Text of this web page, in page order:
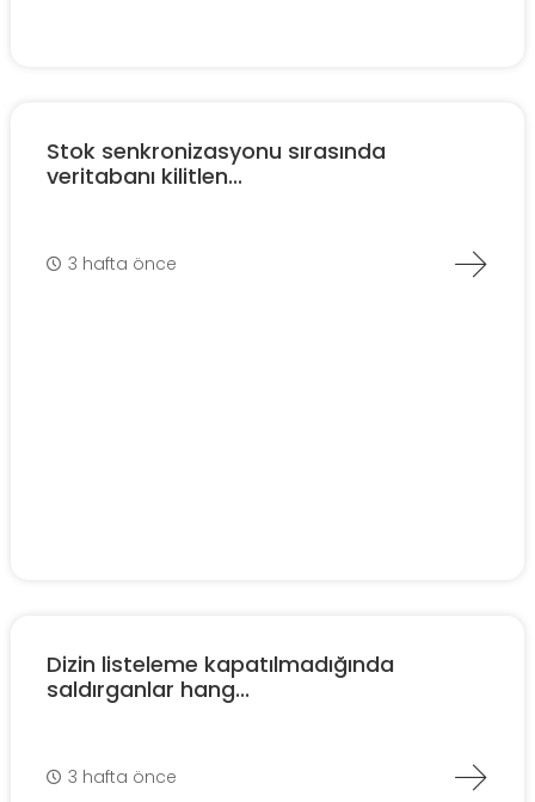
Stok senkronizasyonu sırasında
veritabanı kilitlen...
3 hafta önce
Dizin listeleme kapatılmadığında
saldırganlar hang...
3 hafta önce